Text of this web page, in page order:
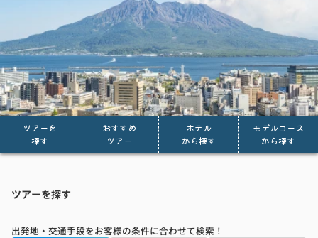
ツアーを
探す
おすすめ
ツアー
ホテル
から探す
モデルコース
から探す
ツアーを探す
出発地・交通手段をお客様の条件に合わせて検索！